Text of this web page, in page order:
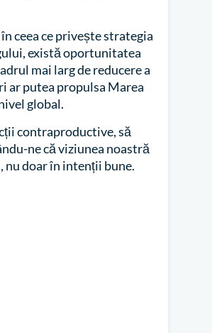
ceea ce privește strategia
există oportunitatea
mai larg de reducere a
ar putea propulsa Marea
global.
contraproductive, să
ne că viziunea noastră
doar în intenții bune.